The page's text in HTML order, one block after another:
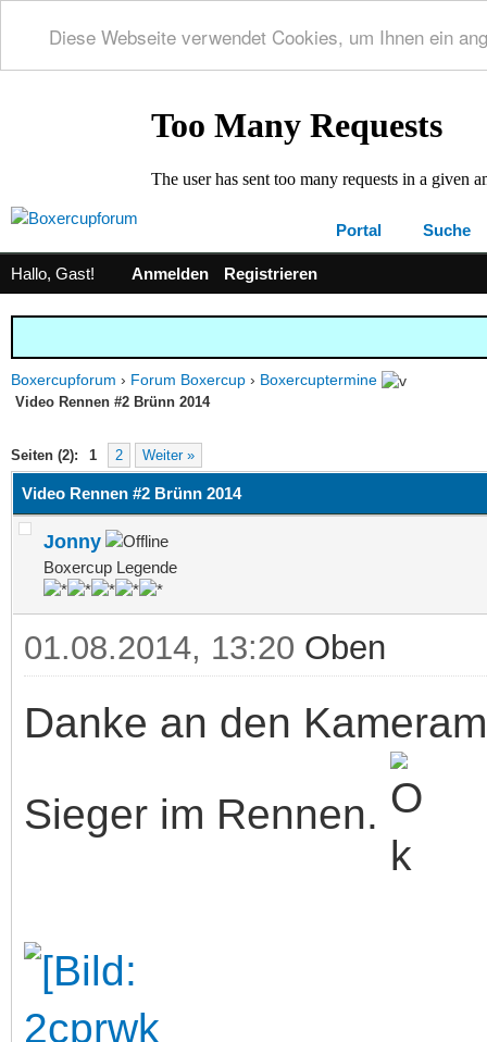
Diese Webseite verwendet Cookies, um Ihnen ein
Portal Suche
Hallo, Gast! Anmelden Registrieren
Boxercupforum › Forum Boxercup › Boxercuptermine
Video Rennen #2 Brünn 2014
Seiten (2): 1 2 Weiter »
0 im Durchschnitt
Video Rennen #2 Brünn 2014
Jonny
Boxercup Legende
01.08.2014, 13:20 Oben
Danke an den
Sieger im Rennen.